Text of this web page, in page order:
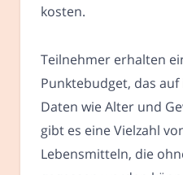
kosten.
Teilnehmer erhalten
Punktebudget, das
Daten wie Alter und
gibt es eine Vielzahl
Lebensmitteln, die